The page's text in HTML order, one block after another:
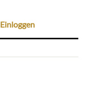
Einloggen